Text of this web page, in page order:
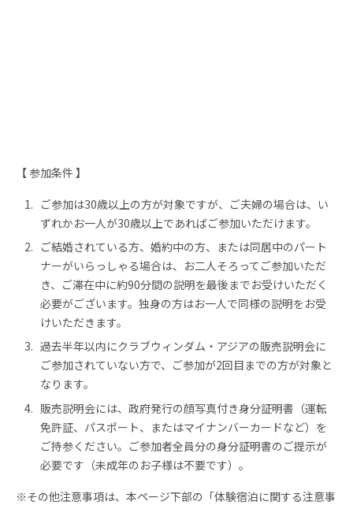
【参加条件 】
ご参加は30歳以上の方が対象ですが、ご夫婦の場合は、い
ずれかお一人が30歳以上であればご参加いただけます。
ご結婚されている方、婚約中の方、または同居中のパート
ナーがいらっしゃる場合は、お二人そろってご参加いただ
き、ご滞在中に約90分間の説明を最後までお受けいただく
必要がございます。独身の方はお一人で同様の説明をお受
けいただきます。
過去半年以内にクラブウィンダム・アジアの販売説明会に
ご参加されていない方で、ご参加が2回目までの方が対象と
なります。
販売説明会には、政府発行の顔写真付き身分証明書（運転
免許証、パスポート、またはマイナンバーカードなど）を
ご持参ください。ご参加者全員分の身分証明書のご提示が
必要です（未成年のお子様は不要です）。
※その他注意事項は、本ページ下部の「体験宿泊に関する注意事